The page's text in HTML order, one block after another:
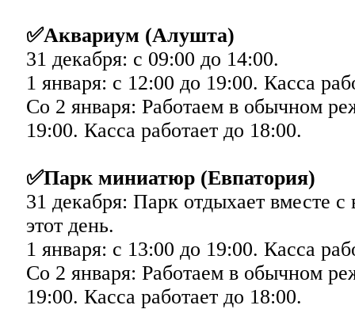
✅Аквариум (Алушта)
31 декабря: с 09:00 до 14:00.
1 января: с 12:00 до 19:00. Касса
Со 2 января: Работаем в обычном
19:00. Касса работает до 18:00.
✅Парк миниатюр (Евпатория)
31 декабря: Парк отдыхает вместе
этот день.
1 января: с 13:00 до 19:00. Касса
Со 2 января: Работаем в обычном
19:00. Касса работает до 18:00.